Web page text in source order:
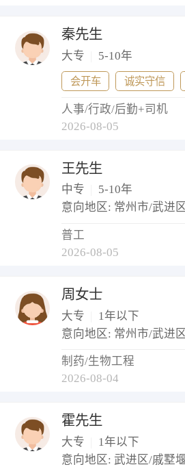
秦先生
大专
5-10年
会开车 诚实守信
人事/行政/后勤+司机
2026-08-05
王先生
中专
5-10年
意向地区: 常州市/武进区
普工
2026-08-05
周女士
大专
1年以下
意向地区: 常州市/武进区
制药/生物工程
2026-08-04
霍先生
大专
1年以下
意向地区: 武进区/戚墅